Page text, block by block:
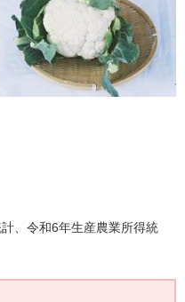
、令和6年生産農業所得統